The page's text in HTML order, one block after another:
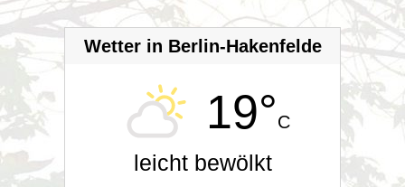
Wetter in Berlin-Hakenfelde
19°C
leicht bewölkt